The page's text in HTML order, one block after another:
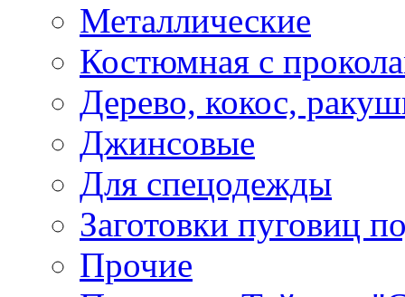
Металлические
Костюмная с
Дерево, кокос,
Джинсовые
Для спецодежды
Заготовки пуговиц
Прочие